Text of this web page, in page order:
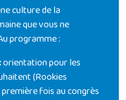
culture de la
que vous ne
programme :
orientation pour les
(Rookies
fois au congrès